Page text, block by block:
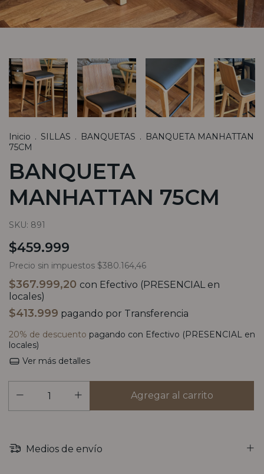
Inicio . SILLAS . BANQUETAS .
BANQUETA MANHATTAN
75CM
BANQUETA
MANHATTAN 75CM
SKU: 891
$459.999
Precio sin impuestos $380.164,46
$367.999,20 con Efectivo (PRESENCIAL en
locales)
$413.999 pagando por Transferencia
20% de descuento pagando con Efectivo (PRESENCIAL en
locales)
Ver más detalles
Medios de envío